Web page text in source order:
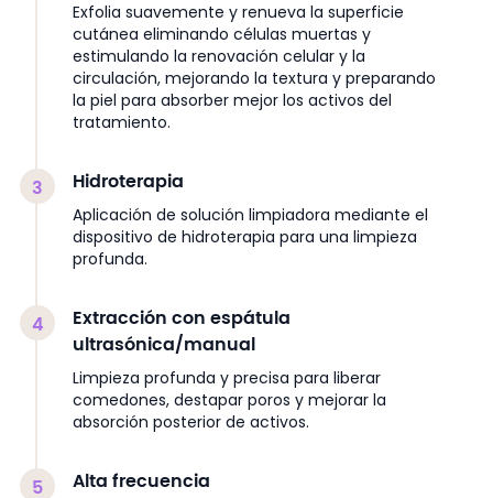
Exfolia suavemente y renueva la superficie
cutánea eliminando células muertas y
estimulando la renovación celular y la
circulación, mejorando la textura y preparando
la piel para absorber mejor los activos del
tratamiento.
3 Hidroterapia
Aplicación de solución limpiadora mediante el
dispositivo de hidroterapia para una limpieza
profunda.
4
Extracción con espátula
ultrasónica/manual
Limpieza profunda y precisa para liberar
comedones, destapar poros y mejorar la
absorción posterior de activos.
5 Alta frecuencia